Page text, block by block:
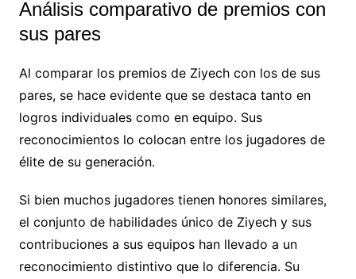
Análisis comparativo de premios con
sus pares
Al comparar los premios de Ziyech con los de sus
pares, se hace evidente que se destaca tanto en
logros individuales como en equipo. Sus
reconocimientos lo colocan entre los jugadores de
élite de su generación.
Si bien muchos jugadores tienen honores similares,
el conjunto de habilidades único de Ziyech y sus
contribuciones a sus equipos han llevado a un
reconocimiento distintivo que lo diferencia. Su